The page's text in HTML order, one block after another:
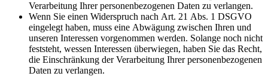
Verarbeitung Ihrer personenbezogenen Daten zu verlangen.
Wenn Sie einen Widerspruch nach Art. 21 Abs. 1 DSGVO
eingelegt haben, muss eine Abwägung zwischen Ihren und
unseren Interessen vorgenommen werden. Solange noch nicht
feststeht, wessen Interessen überwiegen, haben Sie das Recht,
die Einschränkung der Verarbeitung Ihrer personenbezogenen
Daten zu verlangen.